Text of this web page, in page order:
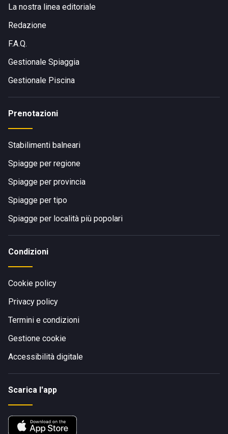
La nostra linea editoriale
Redazione
F.A.Q.
Gestionale Spiaggia
Gestionale Piscina
Prenotazioni
Stabilimenti balneari
Spiagge per regione
Spiagge per provincia
Spiagge per tipo
Spiagge per località più popolari
Condizioni
Cookie policy
Privacy policy
Termini e condizioni
Gestione cookie
Accessibilità digitale
Scarica l'app